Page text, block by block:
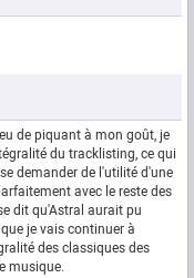
de piquant à mon goût, je
du tracklisting, ce qui
demander de l'utilité d'une
avec le reste des
dit qu'Astral aurait pu
je vais continuer à
des classiques des
musique.